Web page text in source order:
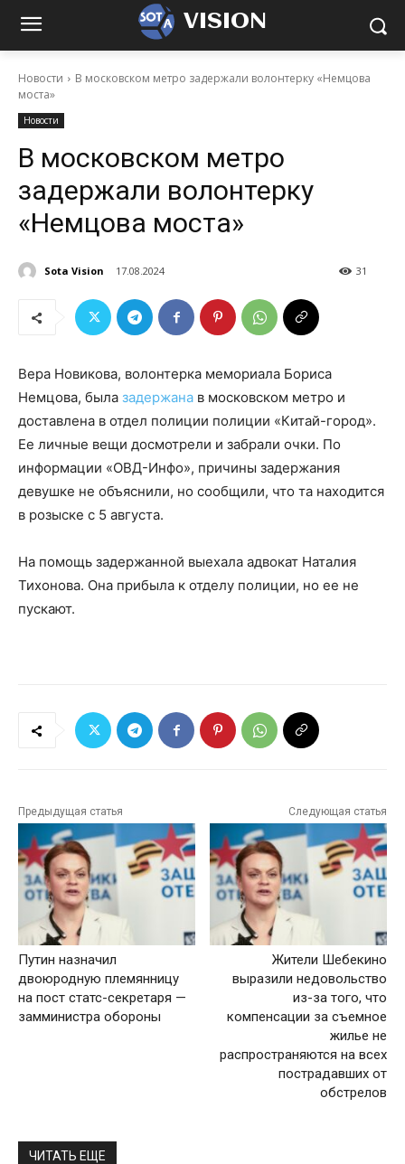
VISION
Новости
В московском метро задержали волонтерку «Немцова
моста»
Новости
В московском метро
задержали волонтерку
«Немцова моста»
Sota Vision 17.08.2024 31
Вера Новикова, волонтерка мемориала Бориса
Немцова, была задержана в московском метро и
доставлена в отдел полиции полиции «Китай-город».
Ее личные вещи досмотрели и забрали очки. По
информации «ОВД-Инфо», причины задержания
девушке не объяснили, но сообщили, что та находится
в розыске с 5 августа.
На помощь задержанной выехала адвокат Наталия
Тихонова. Она прибыла к отделу полиции, но ее не
пускают.
Предыдущая статья
Путин назначил
двоюродную племянницу
на пост статс-секретаря —
замминистра обороны
Следующая статья
Жители Шебекино
выразили недовольство
из-за того, что
компенсации за съемное
жилье не
распространяются на всех
пострадавших от
обстрелов
ЧИТАТЬ ЕЩЕ